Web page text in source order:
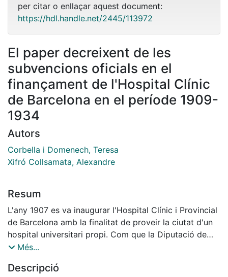
per citar o enllaçar aquest document:
https://hdl.handle.net/2445/113972
El paper decreixent de les
subvencions oficials en el
finançament de l'Hospital Clínic
de Barcelona en el període 1909-
1934
Autors
Corbella i Domenech, Teresa
Xifró Collsamata, Alexandre
Resum
L'any 1907 es va inaugurar l'Hospital Clínic i Provincial
de Barcelona amb la finalitat de proveir la ciutat d'un
hospital universitari propi. Com que la Diputació de
Barcelona va aprofitar el nou centre per a complir amb
Clínic es va dedicar ja des dels seus inicis a la
Més...
Descripció